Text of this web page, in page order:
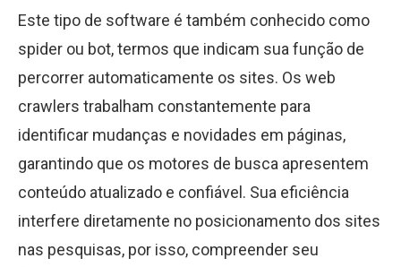
Este tipo de software é também conhecido como
spider ou bot, termos que indicam sua função de
percorrer automaticamente os sites. Os web
crawlers trabalham constantemente para
identificar mudanças e novidades em páginas,
garantindo que os motores de busca apresentem
conteúdo atualizado e confiável. Sua eficiência
interfere diretamente no posicionamento dos sites
nas pesquisas, por isso, compreender seu